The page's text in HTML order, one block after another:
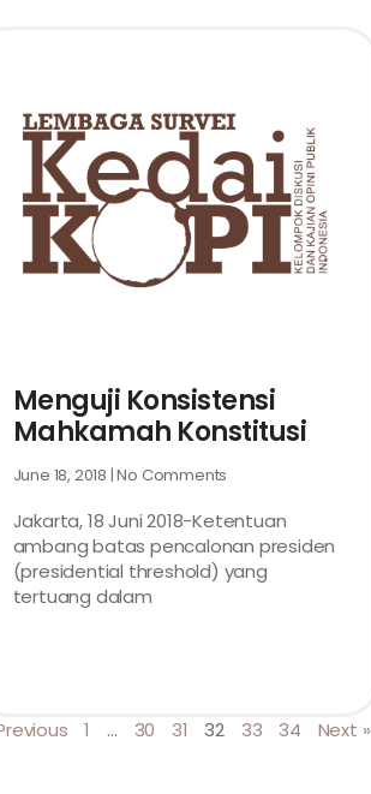
Menguji Konsistensi
Mahkamah Konstitusi
June 18, 2018 No Comments
Jakarta, 18 Juni 2018-Ketentuan
ambang batas pencalonan presiden
(presidential threshold) yang
tertuang dalam
1 … 30 31 32 33 34 Next »